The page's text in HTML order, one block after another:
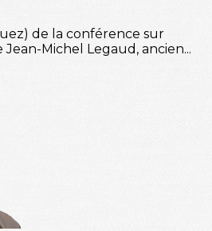
de la conférence sur
Jean-Michel Legaud, ancien...